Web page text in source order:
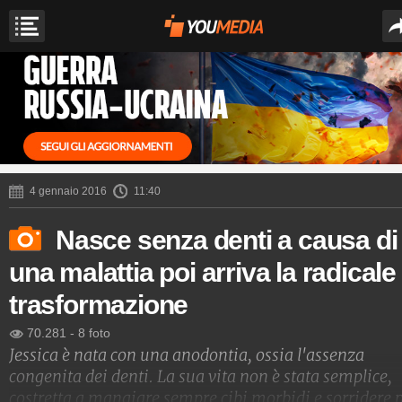
4 gennaio 2016 11:40
Nasce senza denti a causa di
una malattia poi arriva la radicale
trasformazione
70.281 - 8 foto
Jessica è nata con una anodontia, ossia l'assenza
congenita dei denti. La sua vita non è stata semplice,
costretta a mangiare sempre cibi morbidi e sorridere